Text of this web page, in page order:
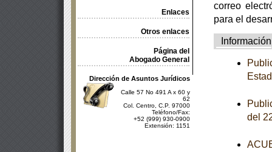
Enlaces
Otros enlaces
Página del
Abogado General
Dirección de Asuntos Jurídicos
Calle 57 No 491 A x 60 y
62
Col. Centro, C.P. 97000
Teléfono/Fax:
+52 (999) 930-0900
Extensión: 1151
correo
para el
Información
del